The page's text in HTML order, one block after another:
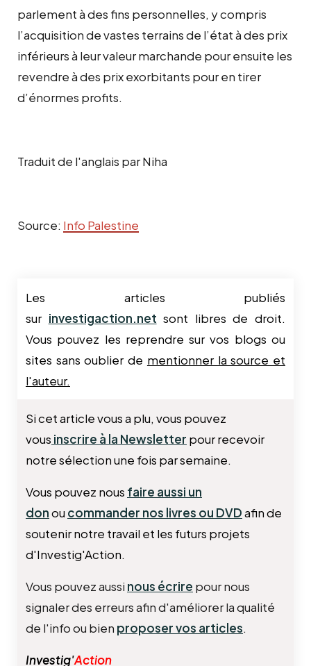
parlement à des fins personnelles, y compris
l’acquisition de vastes terrains de l’état à des prix
inférieurs à leur valeur marchande pour ensuite les
revendre à des prix exorbitants pour en tirer
d’énormes profits.
Traduit de l'anglais par Niha
Source: Info Palestine
Les articles publiés
sur investigaction.net sont libres de droit.
Vous pouvez les reprendre sur vos blogs ou
sites sans oublier de mentionner la source et
l'auteur.
Si cet article vous a plu, vous pouvez
vous inscrire à la Newsletter pour recevoir
notre sélection une fois par semaine.
Vous pouvez nous faire aussi un
donou commander nos livres ou DVDafin de
soutenir notre travail et les futurs projets
d'Investig'Action.
Vous pouvez aussi nous écrire pour nous
signaler des erreurs afin d'améliorer la qualité
de l'info ou bien proposer vos articles.
Investig'Action